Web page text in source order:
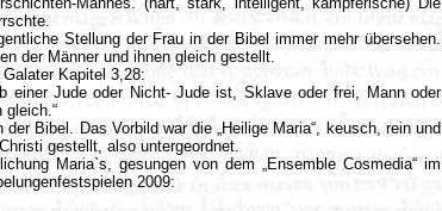
Stellung der Frau in der Bibel immer mehr übersehen.
der Männer und ihnen gleich gestellt.
Kapitel 3,28:
einer Jude oder Nicht- Jude ist, Sklave oder frei, Mann oder
gleich.“
Bibel. Das Vorbild war die „Heilige Maria“, keusch, rein und
gestellt, also untergeordnet.
Maria`s, gesungen von dem „Ensemble Cosmedia“ im
2009: